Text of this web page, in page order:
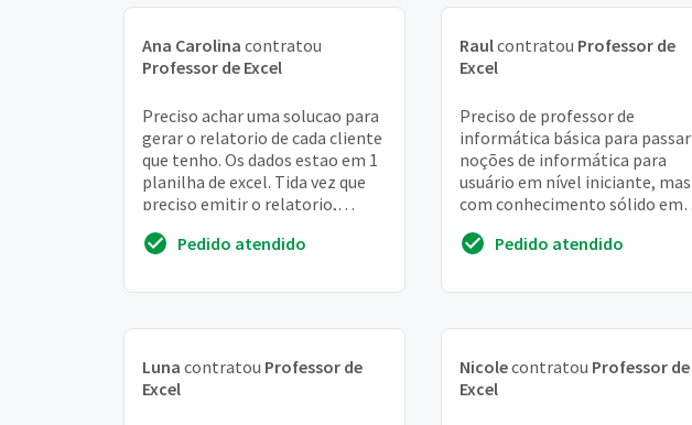
Ana Carolina contratou
Professor de Excel
Preciso achar uma solucao para
gerar o relatorio de cada cliente
que tenho. Os dados estao em 1
planilha de excel. Tida vez que
preciso emitir o relatorio,
Pedido atendido
Raulcontratou Professor de
Excel
Preciso de professor de
informática básica para passar
noções de informática para
usuário em nível iniciante, mas
com conhecimento sólido em
experiência em macro ...
Pedido atendido
Luna contratou Professor de
Excel
Nicolecontratou Professor de
Excel